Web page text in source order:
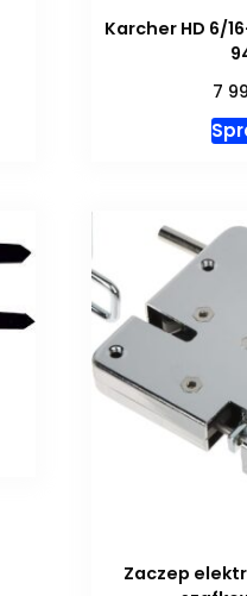
Karcher HD 6/
7
Zaczep